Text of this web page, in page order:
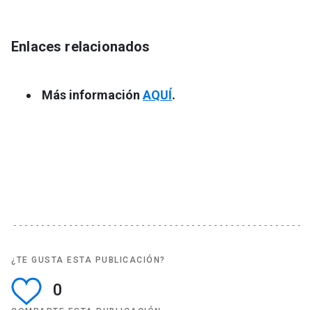
Enlaces relacionados
Más información AQUÍ.
¿TE GUSTA ESTA PUBLICACIÓN?
0